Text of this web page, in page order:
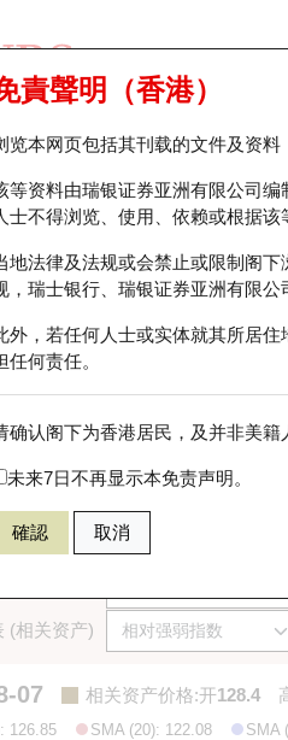
牛熊证 美股指数产品 轮证
責聲明（香港）
览本网页包括其刊载的文件及资料
等资料由瑞银证券亚洲有限公司
士不得浏览、使用、依赖或根据
地法律及法规或会禁止或限制阁
，瑞士银行、瑞银证券亚洲有限
外，若任何人士或实体就其所居
任何责任。
确认阁下为香港居民，及并非美
未来7日不再显示本免责声明。
確認 取消
分析仪
京东集团
0.2 (+0.16%)
低价
:2026-08-07 16:35 (15分钟延迟)
关资产)
(相关资产)
07 相关资产价格:开128.4
126.85 SMA (20): 122.08 SMA